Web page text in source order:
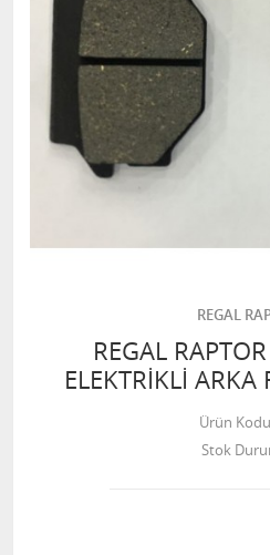
REGAL
REGAL
ELEKTRİKLİ ARKA
Ürün Kodu
Stok